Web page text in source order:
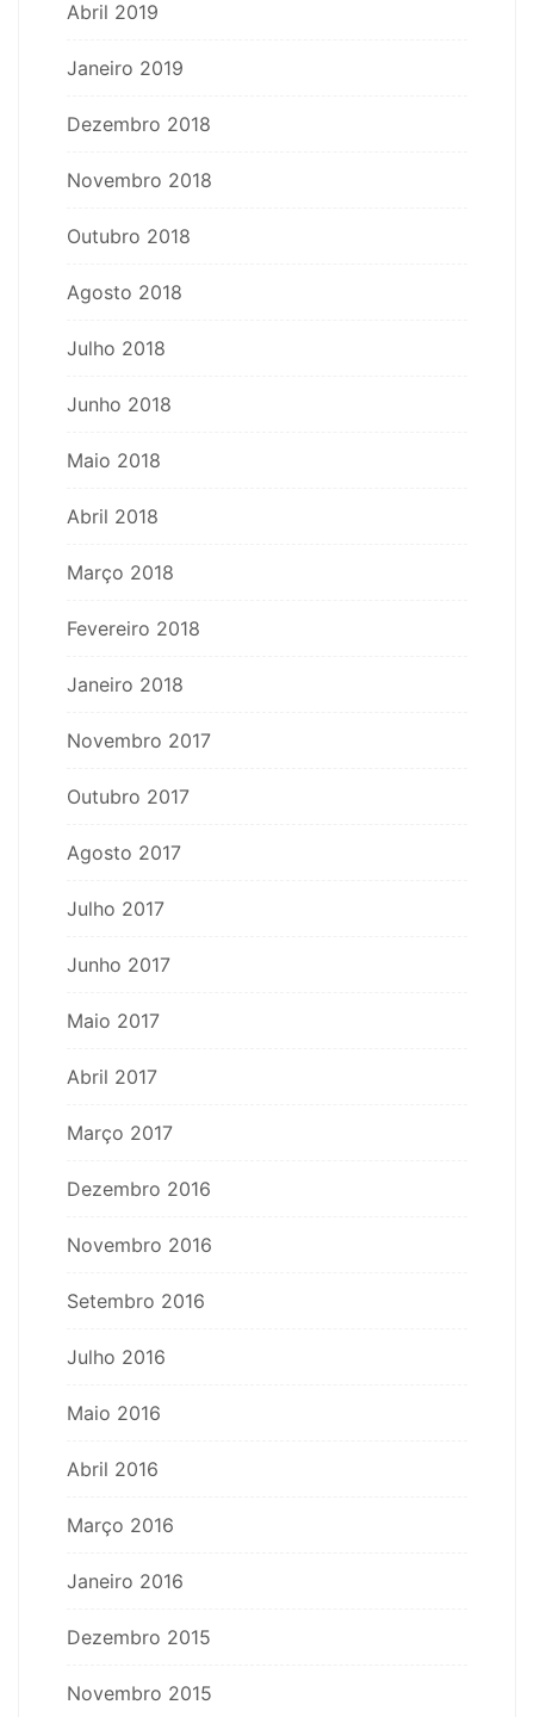
Abril 2019
Janeiro 2019
Dezembro 2018
Novembro 2018
Outubro 2018
Agosto 2018
Julho 2018
Junho 2018
Maio 2018
Abril 2018
Março 2018
Fevereiro 2018
Janeiro 2018
Novembro 2017
Outubro 2017
Agosto 2017
Julho 2017
Junho 2017
Maio 2017
Abril 2017
Março 2017
Dezembro 2016
Novembro 2016
Setembro 2016
Julho 2016
Maio 2016
Abril 2016
Março 2016
Janeiro 2016
Dezembro 2015
Novembro 2015